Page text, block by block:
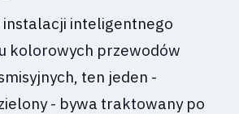
instalacji inteligentnego
kolorowych przewodów
ten jeden -
- bywa traktowany po